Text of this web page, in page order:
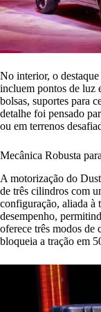
No interior, o
incluem pontos de luz
bolsas, suportes para
detalhe foi pensado
ou em terrenos
Mecânica Robusta
A motorização do
de três cilindros com
configuração, aliada à
desempenho,
oferece três modos de
bloqueia a tração em